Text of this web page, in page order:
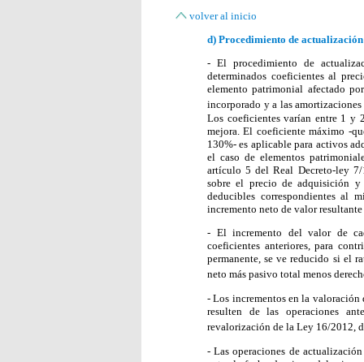
volver al inicio
d) Procedimiento de actualización
- El procedimiento de
determinados coeficientes al
elemento patrimonial afectado
incorporado y a las
Los coeficientes varían entre 1 y
mejora. El coeficiente máximo -
130%- es aplicable para activos
el caso de elementos
artículo 5 del Real Decreto-ley
sobre el precio de adquisición y
deducibles correspondientes al
incremento neto de valor
- El incremento del valor de
coeficientes anteriores, para
permanente, se ve reducido si el
neto más pasivo total menos
- Los incrementos en la valoración
resulten de las operaciones
revalorización de la Ley 16/2012,
- Las operaciones de